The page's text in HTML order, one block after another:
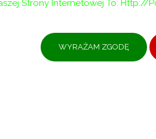
Strony Internetowej To: Http://
Dyrektor Powiatowego